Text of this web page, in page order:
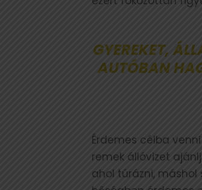
GYEREKET,
AUTÓBAN
Érdemes célba
remek állóvizet
ahol túrázni, máshol